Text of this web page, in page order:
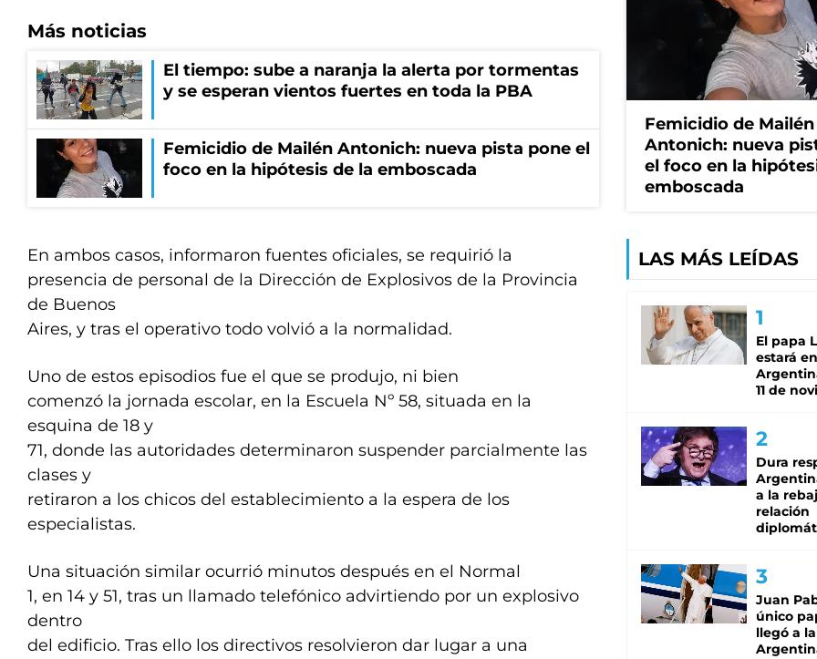
Más noticias
El tiempo: sube a naranja la alerta por tormentas
y se esperan vientos fuertes en toda la PBA
Femicidio de Mailén Antonich: nueva pista pone el
foco en la hipótesis de la emboscada
En ambos casos, informaron fuentes oficiales, se requirió la
presencia de personal de la Dirección de Explosivos de la Provincia
de Buenos
Aires, y tras el operativo todo volvió a la normalidad.
Uno de estos episodios fue el que se produjo, ni bien
comenzó la jornada escolar, en la Escuela Nº 58, situada en la
esquina de 18 y
71, donde las autoridades determinaron suspender parcialmente las
clases y
retiraron a los chicos del establecimiento a la espera de los
especialistas.
Una situación similar ocurrió minutos después en el Normal
1, en 14 y 51, tras un llamado telefónico advirtiendo por un explosivo
dentro
del edificio. Tras ello los directivos resolvieron dar lugar a una
Femicidio de Mailén
Antonich: nueva
el foco en la
emboscada
LAS MÁS LEÍDAS
El papa
estará
11 de
Dura
a la
relación
Juan
único
llegó a la